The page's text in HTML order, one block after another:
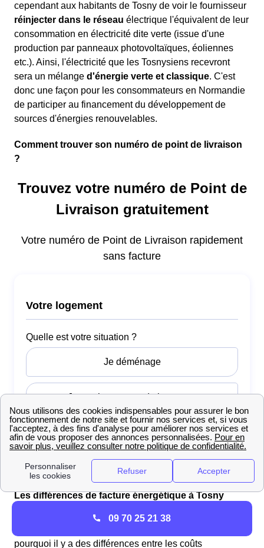
cependant aux habitants de Tosny de voir le fournisseur
réinjecter dans le réseau électrique l'équivalent de leur
consommation en électricité dite verte (issue d'une
production par panneaux photovoltaïques, éoliennes
etc.). Ainsi, l'électricité que les Tosnysiens recevront
sera un mélange d'énergie verte et classique. C'est
donc une façon pour les consommateurs en Normandie
de participer au financement du développement de
sources d'énergies renouvelables.
Comment trouver son numéro de point de livraison
?
Les différences de facture énergétique à Tosny
Il y a plusieurs éléments qui ont une influence sur la
pourquoi il y a des différences entre les coûts
09 70 25 21 38